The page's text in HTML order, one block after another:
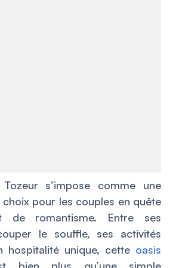
s’impose comme une
pour les couples en quête
de romantisme. Entre ses
le souffle, ses activités
hospitalité unique, cette oasis